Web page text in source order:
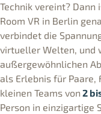
Technik vereint?
Room VR in Berlin
verbindet die
virtueller Welten, und
außergewöhnlichen
als Erlebnis für Paare,
kleinen Teams von 2
Person in einzigartige